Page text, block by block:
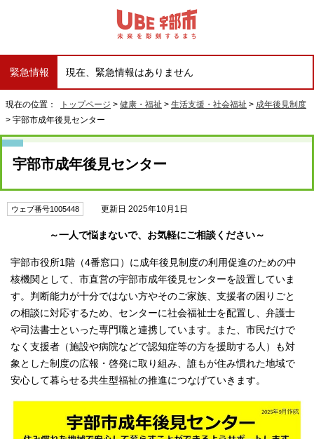
緊急情報 現在、緊急情報はありません
現在の位置： トップページ > 健康・福祉 > 生活支援・社会福祉 > 成年後見制度
> 宇部市成年後見センター
宇部市成年後見センター
ウェブ番号1005448 更新日 2025年10月1日
～一人で悩まないで、お気軽にご相談ください～
宇部市役所1階（4番窓口）に成年後見制度の利用促進のための中
核機関として、市直営の宇部市成年後見センターを設置していま
す。判断能力が十分ではない方やそのご家族、支援者の困りごと
の相談に対応するため、センターに社会福祉士を配置し、弁護士
や司法書士といった専門職と連携しています。また、市民だけで
なく支援者（施設や病院などで認知症等の方を援助する人）も対
象とした制度の広報・啓発に取り組み、誰もが住み慣れた地域で
安心して暮らせる共生型福祉の推進につなげていきます。